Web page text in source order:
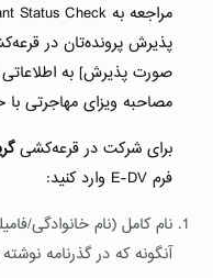
صورت پذیرش] به
مصاحبه ویزای مهاجرتی با
برای شرکت در قرعه‌کشی
فرم E-DV وارد کنید:
نام کامل (نام خانوادگی/
آنگونه که در گذرنامه